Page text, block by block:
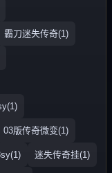
霸刀迷失传奇(1)
03版传奇微变(1)
迷失传奇挂(1)